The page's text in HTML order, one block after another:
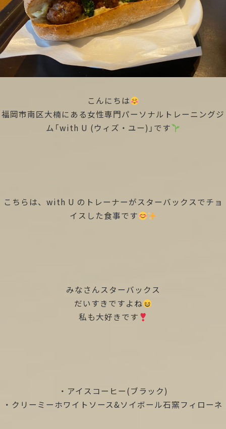
こんにちは
福岡市南区大楠にある女性専門パーソナルトレーニングジ
ム「with U (ウィズ・ユー)」です
こちらは、with U のトレーナーがスターバックスでチョ
イスした食事です
みなさんスターバックス
だいすきですよね
私も大好きです
・アイスコーヒー(ブラック)
・クリーミーホワイトソース&ソイボール石窯フィローネ